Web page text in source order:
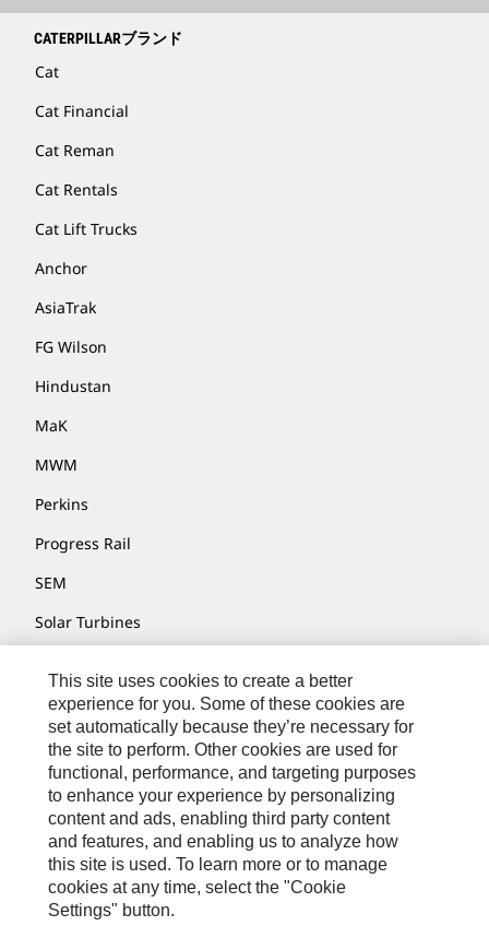
CATERPILLARブランド
Cat
Cat Financial
Cat Reman
Cat Rentals
Cat Lift Trucks
Anchor
AsiaTrak
FG Wilson
Hindustan
MaK
MWM
Perkins
Progress Rail
SEM
Solar Turbines
Turner Powertrain Systems
お問い合わせ先
サイト･マップ
Cookie Settings
リーガル
This site uses cookies to create a better
experience for you. Some of these cookies are
set automatically because they’re necessary for
the site to perform. Other cookies are used for
functional, performance, and targeting purposes
to enhance your experience by personalizing
content and ads, enabling third party content
and features, and enabling us to analyze how
this site is used. To learn more or to manage
cookies at any time, select the "Cookie
Settings" button.